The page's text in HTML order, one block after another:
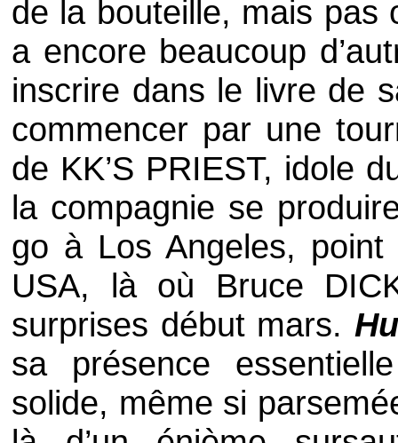
de la bouteille, mais pas
a encore beaucoup
inscrire dans le livre de
commencer par une
de KK’S PRIEST, idole
la compagnie se
go à Los Angeles, point
USA, là où Bruce
surprises début mars.
sa présence
solide, même si